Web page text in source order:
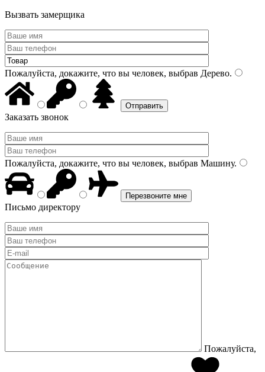
Вызвать замерщика
Пожалуйста, докажите, что вы человек, выбрав Дерево.
Заказать звонок
Пожалуйста, докажите, что вы человек, выбрав Машину.
Письмо директору
Пожалуйста,